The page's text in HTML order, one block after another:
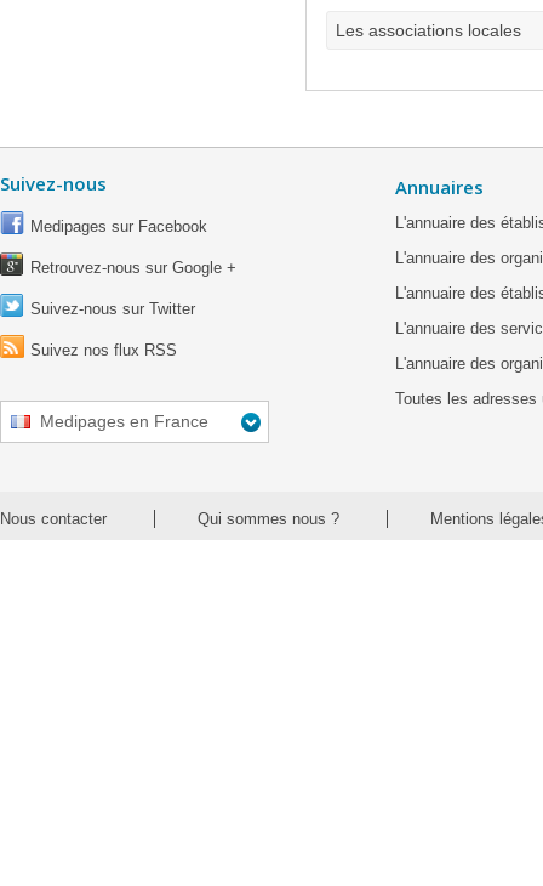
Les associations locales
Suivez-nous
Medipages sur Facebook
Retrouvez-nous sur Google +
Suivez-nous sur Twitter
Suivez nos flux RSS
Medipages en France
Annuaires
L'annuaire des
L'annuaire des
L'annuaire des
L'annuaire des
L'annuaire des
Toutes les adresses
Nous contacter Qui sommes nous ? Mentions